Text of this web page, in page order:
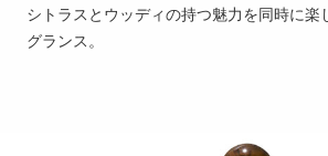
シトラスとウッディの持つ魅力を同時に楽
グランス。